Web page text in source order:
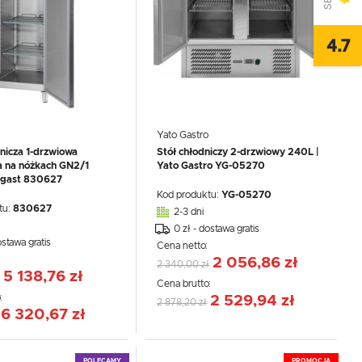
1-drzwiowa
na nóżkach GN2/1
830627
830627
gratis
5 138,76 zł
6 320,67 zł
Yato Gastro
Stół chłodniczy 2-drzwiowy 240L |
Yato Gastro YG-05270
Kod produktu: YG-05270
2-3 dni
0 zł - dostawa gratis
Cena netto:
2 340,00 zł 2 056,86 zł
Cena brutto:
2 878,20 zł 2 529,94 zł
4.7